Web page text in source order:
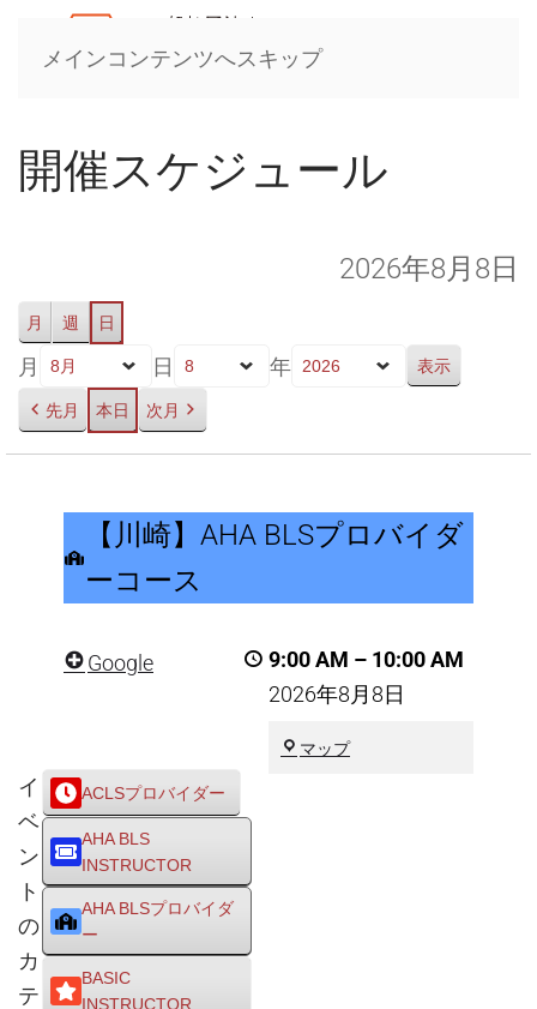
メインコンテンツへスキップ
開催スケジュール
2026年8月8日
月 週 日
月 日 年
先月 本日 次月
AHA
BLS
ダ
ー
ー
【川崎】AHA BLSプロバイダ
ーコース
9:00 AM – 10:00 AM
2026年8月8日
マップ川
Google
イ
ベ
ン
ト
の
カ
テ
ACLSプロバイダー
AHA BLS
INSTRUCTOR
AHA BLSプロバイダ
ー
BASIC
INSTRUCTOR